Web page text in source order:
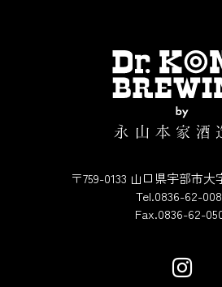
〒759-0133 山口県宇部市大
Tel.0836-62-
Fax.0836-62-